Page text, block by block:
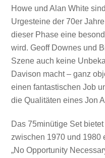
Howe und Alan White
Urgesteine der 70er
dieser Phase eine
wird. Geoff Downes und
Szene auch keine
Davison macht – ganz
einen fantastischen Job
die Qualitäten eines Jon
Das 75minütige Set
zwischen 1970 und
„No Opportunity